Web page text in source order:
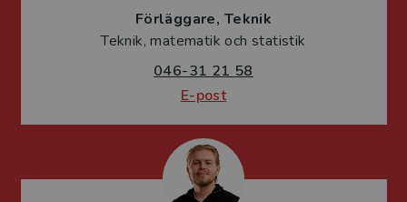
Förläggare Teknik
Teknik, matematik och statistik
046-31 21 58
E-post